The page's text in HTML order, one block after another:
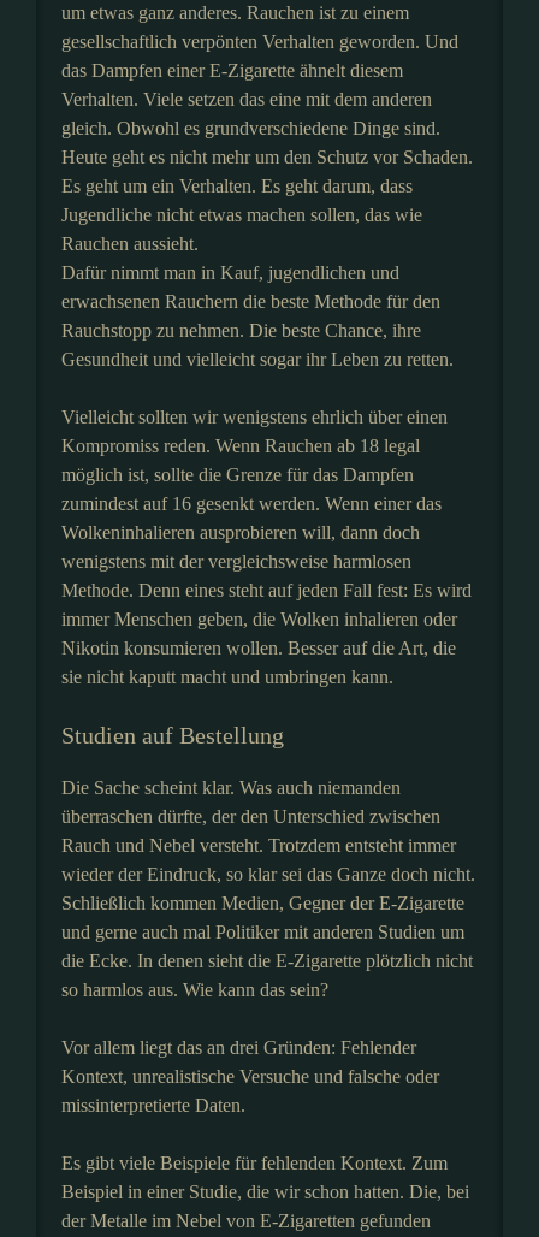
um etwas ganz anderes. Rauchen ist zu einem
gesellschaftlich verpönten Verhalten geworden. Und
das Dampfen einer E-Zigarette ähnelt diesem
Verhalten. Viele setzen das eine mit dem anderen
gleich. Obwohl es grundverschiedene Dinge sind.
Heute geht es nicht mehr um den Schutz vor Schaden.
Es geht um ein Verhalten. Es geht darum, dass
Jugendliche nicht etwas machen sollen, das wie
Rauchen aussieht.
Dafür nimmt man in Kauf, jugendlichen und
erwachsenen Rauchern die beste Methode für den
Rauchstopp zu nehmen. Die beste Chance, ihre
Gesundheit und vielleicht sogar ihr Leben zu retten.
Vielleicht sollten wir wenigstens ehrlich über einen
Kompromiss reden. Wenn Rauchen ab 18 legal
möglich ist, sollte die Grenze für das Dampfen
zumindest auf 16 gesenkt werden. Wenn einer das
Wolkeninhalieren ausprobieren will, dann doch
wenigstens mit der vergleichsweise harmlosen
Methode. Denn eines steht auf jeden Fall fest: Es wird
immer Menschen geben, die Wolken inhalieren oder
Nikotin konsumieren wollen. Besser auf die Art, die
sie nicht kaputt macht und umbringen kann.
Studien auf Bestellung
Die Sache scheint klar. Was auch niemanden
überraschen dürfte, der den Unterschied zwischen
Rauch und Nebel versteht. Trotzdem entsteht immer
wieder der Eindruck, so klar sei das Ganze doch nicht.
Schließlich kommen Medien, Gegner der E-Zigarette
und gerne auch mal Politiker mit anderen Studien um
die Ecke. In denen sieht die E-Zigarette plötzlich nicht
so harmlos aus. Wie kann das sein?
Vor allem liegt das an drei Gründen: Fehlender
Kontext, unrealistische Versuche und falsche oder
missinterpretierte Daten.
Es gibt viele Beispiele für fehlenden Kontext. Zum
Beispiel in einer Studie, die wir schon hatten. Die, bei
der Metalle im Nebel von E-Zigaretten gefunden